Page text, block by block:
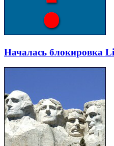
Началась блокировка